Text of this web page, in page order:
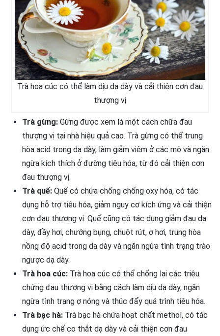
Trà hoa cúc có thể làm dịu dạ dày và cải thiện cơn đau
thượng vị
Trà gừng: Gừng được xem là một cách chữa đau
thượng vị tại nhà hiệu quả cao. Trà gừng có thể trung
hòa acid trong dạ dày, làm giảm viêm ở các mô và ngăn
ngừa kích thích ở đường tiêu hóa, từ đó cải thiện cơn
đau thượng vị.
Trà quế: Quế có chứa chống chống oxy hóa, có tác
dụng hỗ trợ tiêu hóa, giảm nguy cơ kích ứng và cải thiện
cơn đau thượng vị. Quế cũng có tác dụng giảm đau dạ
dày, đầy hơi, chướng bụng, chuột rút, ợ hơi, trung hòa
nồng độ acid trong dạ dày và ngăn ngừa tình trạng trào
ngược dạ dày.
Trà hoa cúc: Trà hoa cúc có thể chống lại các triệu
chứng đau thượng vị bằng cách làm dịu dạ dày, ngăn
ngừa tình trạng ợ nóng và thúc đẩy quá trình tiêu hóa.
Trà bạc hà: Trà bạc hà chứa hoạt chất methol, có tác
dụng ức chế co thắt dạ dày và cải thiện cơn đau